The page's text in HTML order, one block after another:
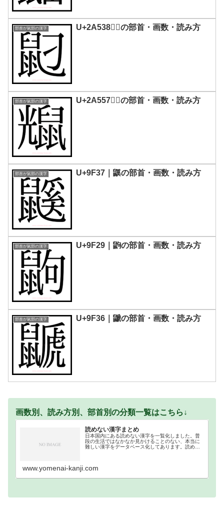
部首が鼠部の漢字 U+2A538｜𪔸の部首・画数・読み方
部首が鼠部の漢字 U+2A557｜𪕗の部首・画数・読み方
部首が鼠部の漢字 U+9F37｜鼷の部首・画数・読み方
部首が鼠部の漢字 U+9F29｜鼩の部首・画数・読み方
部首が鼠部の漢字 U+9F36｜鼶の部首・画数・読み方
画数別、読み方別、部首別の分類一覧はこちら↓
読めない漢字まとめ
日本国内にある読めない漢字を一覧化しました。普
段の生活ではなかなか見かけることのない、本当に
難しい漢字をデータベース化してあります。読めな
www.yomenai-kanji.com